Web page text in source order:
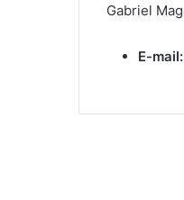
Gabriel
E-mail: